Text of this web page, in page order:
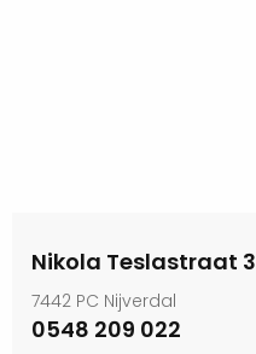
Nikola Teslastraat 3
7442 PC Nijverdal
0548 209 022